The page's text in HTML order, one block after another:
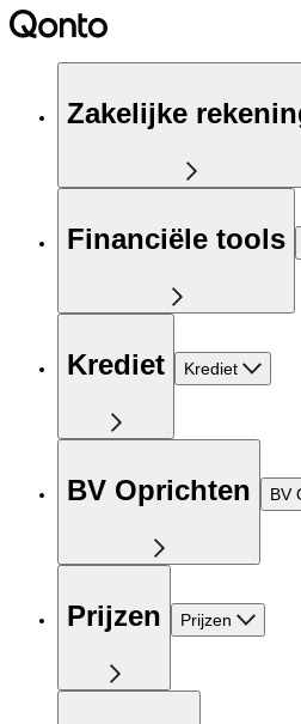
Zakelijke
Financiële tools
Krediet Krediet
BV Oprichten BV
Prijzen Prijzen